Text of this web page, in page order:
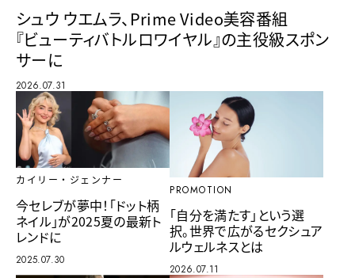
シュウ ウエムラ、Prime Video美容番組
『ビューティバトルロワイヤル』の主役級スポン
サーに
2026.07.31
カイリー・ジェンナー
今セレブが夢中！「ドット柄
ネイル」が2025夏の最新ト
レンドに
2025.07.30
PROMOTION
「自分を満たす」という選
択。世界で広がるセクシュア
ルウェルネスとは
2026.07.11